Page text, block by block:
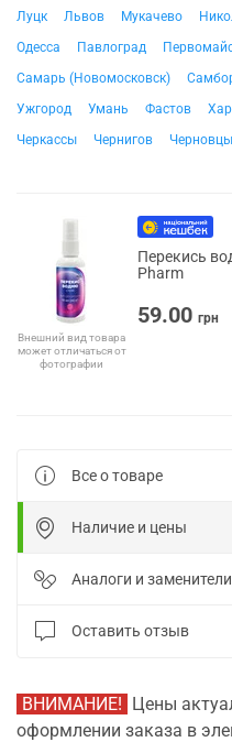
Луцк
Львов Мукачево
Одесса
Павлоград
Самарь (Новомосковск)
Ужгород
Умань Фастов
Черкассы
Чернигов Черновцы
Внешний вид товара
может отличаться от
фотографии
Перекись
Pharm
59.00 грн
Все о товаре
Наличие и цены
Аналоги и заменители
Оставить отзыв
ВНИМАНИЕ! Цены
оформлении заказа в